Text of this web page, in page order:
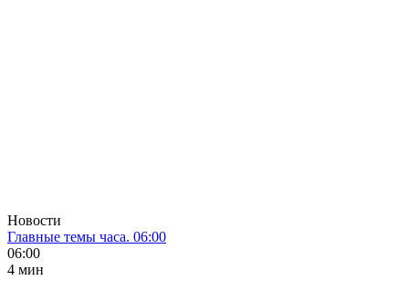
Новости
Главные темы часа. 06:00
06:00
4 мин